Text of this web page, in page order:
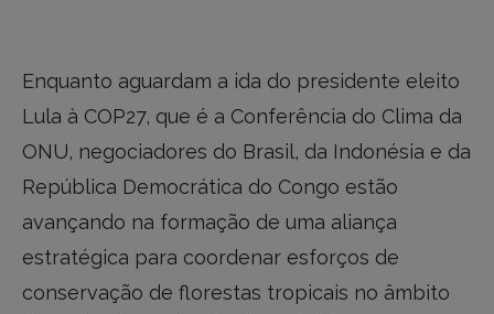
Enquanto aguardam a ida do presidente eleito
Lula à COP27, que é a Conferência do Clima da
ONU, negociadores do Brasil, da Indonésia e da
República Democrática do Congo estão
avançando na formação de uma aliança
estratégica para coordenar esforços de
conservação de florestas tropicais no âmbito